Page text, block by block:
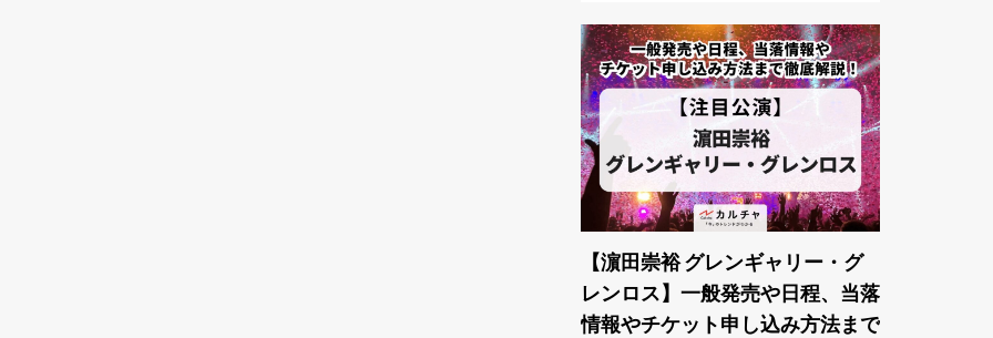
【濵田崇裕 グレンギャリー・グ
レンロス】一般発売や日程、当落
情報やチケット申し込み方法まで